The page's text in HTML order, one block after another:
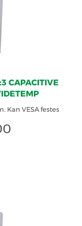
CAPACITIVE
Kan VESA festes